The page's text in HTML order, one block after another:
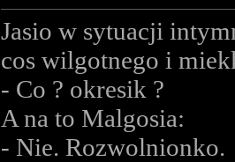
Jasio w sytuacji
cos wilgotnego i
- Co ? okresik ?
A na to Malgosia:
- Nie. Rozwolnionko.